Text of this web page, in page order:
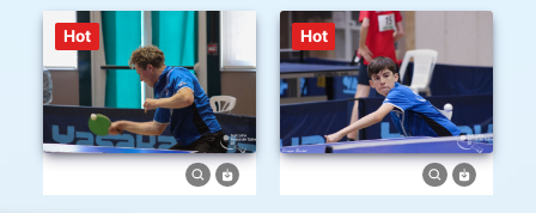
Hot Hot